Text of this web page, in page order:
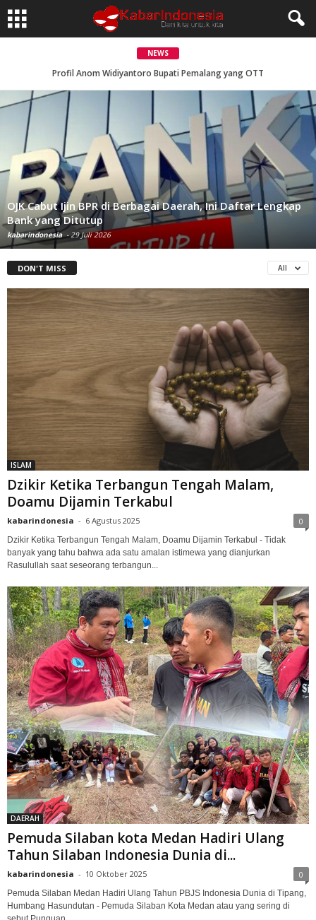
NEWS
Profil Anom Widiyantoro Bupati Pemalang yang OTT
OJK Cabut Ijin BPR di Berbagai Daerah, Ini Daftar Lengkap
Bank yang Ditutup
kabarindonesia - 29 Juli 2026
DON'T MISS All
ISLAM
Dzikir Ketika Terbangun Tengah Malam,
Doamu Dijamin Terkabul
kabarindonesia - 6 Agustus 2025 0
Dzikir Ketika Terbangun Tengah Malam, Doamu Dijamin Terkabul - Tidak
banyak yang tahu bahwa ada satu amalan istimewa yang dianjurkan
Rasulullah saat seseorang terbangun...
DAERAH
Pemuda Silaban kota Medan Hadiri Ulang
Tahun Silaban Indonesia Dunia di...
kabarindonesia - 10 Oktober 2025 0
Pemuda Silaban Medan Hadiri Ulang Tahun PBJS Indonesia Dunia di Tipang,
Humbang Hasundutan - Pemuda Silaban Kota Medan atau yang sering di